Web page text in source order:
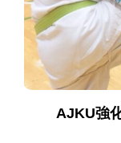
AJKU強